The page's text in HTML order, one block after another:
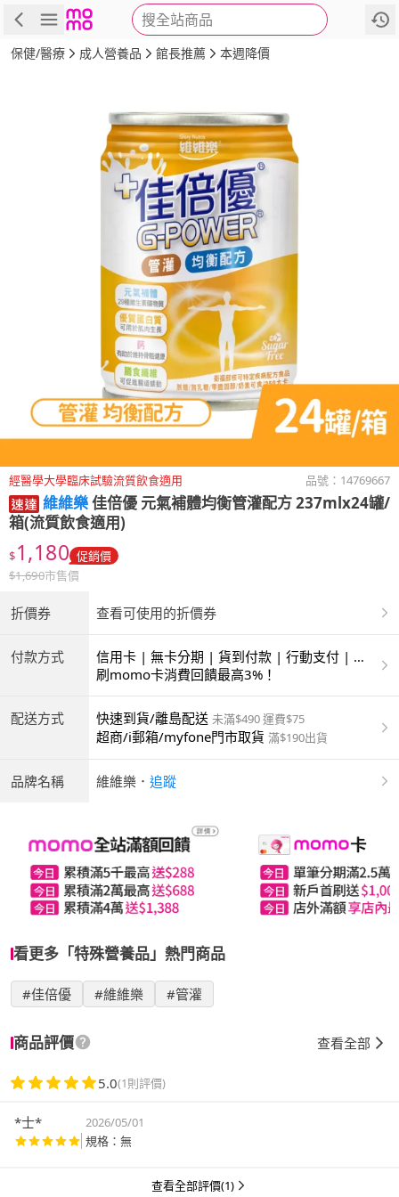
搜全站商品
商品 評價 詳情
保健/醫療 成人營養品 館長推薦 本週降價
經醫學大學臨床試驗流質飲食適用 品號： 14769667
維維樂佳倍優 元氣補體均衡管灌配方 237mlx24罐/
箱(流質飲食適用)
$1,180 促銷價
$1,690市售價
折價券 查看可使用的折價券
付款方式
信用卡 | 無卡分期 | 貨到付款 | 行動支付 | 超
商付款 | ATM | 銀聯卡
刷momo卡消費回饋最高3%！
配送方式 快速到貨/離島配送 未滿$490 運費$75
超商/i郵箱/myfone門市取貨 滿$190出貨
品牌名稱 維維樂 ． 追蹤
看更多「特殊營養品」熱門商品
#佳倍優 #維維樂 #管灌
商品評價 查看全部
5.0(1則評價)
*士*
2026/05/01
規格：無
查看全部評價(1)